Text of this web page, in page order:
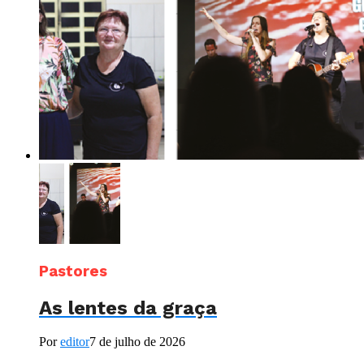
Pastores
As lentes da graça
Poreditor7 de julho de 2026